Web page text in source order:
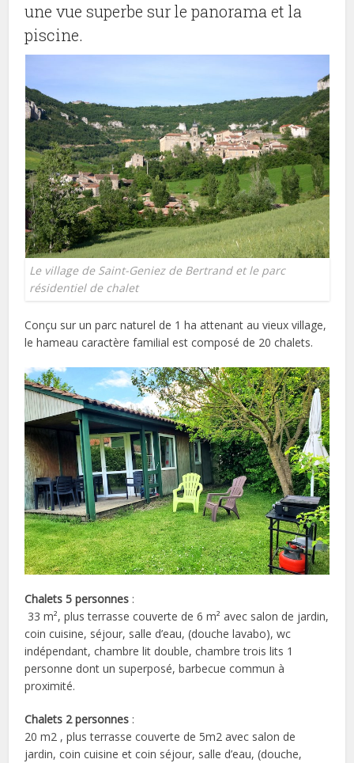
une vue superbe sur le panorama et la
piscine.
Le village de Saint-Geniez de Bertrand et le parc
résidentiel de chalet
Conçu sur un parc naturel de 1 ha attenant au vieux village,
le hameau caractère familial est composé de 20 chalets.
Chalets 5 personnes :
33 m², plus terrasse couverte de 6 m² avec salon de jardin,
coin cuisine, séjour, salle d’eau, (douche lavabo), wc
indépendant, chambre lit double, chambre trois lits 1
personne dont un superposé, barbecue commun à
proximité.
Chalets 2 personnes :
20 m2 , plus terrasse couverte de 5m2 avec salon de
jardin, coin cuisine et coin séjour, salle d’eau, (douche,